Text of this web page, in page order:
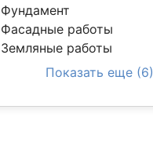
Фундамент
Фасадные работы
Земляные работы
Показать еще (6)